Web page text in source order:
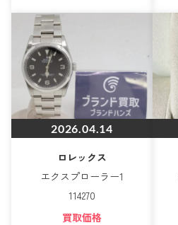
2026.04.14
ロレックス
エクスプローラー1
114270
買取価格